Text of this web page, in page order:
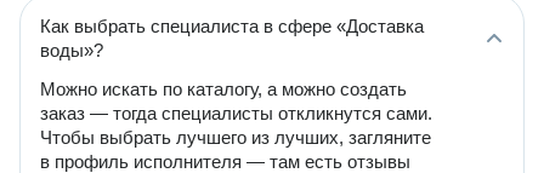
Как выбрать специалиста в сфере «Доставка
воды»?
Можно искать по каталогу, а можно создать
заказ — тогда специалисты откликнутся сами.
Чтобы выбрать лучшего из лучших, загляните
в профиль исполнителя — там есть отзывы